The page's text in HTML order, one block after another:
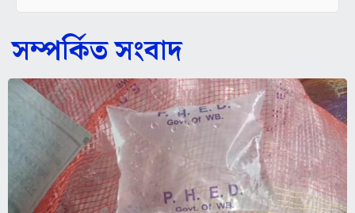
সম্পর্কিত সংবাদ